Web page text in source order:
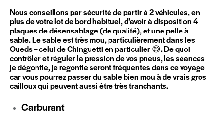
Nous conseillons par sécurité de partir à 2 véhicules, en
plus de votre lot de bord habituel, d’avoir à disposition 4
plaques de désensablage (de qualité), et une pelle à
sable. Le sable est très mou, particulièrement dans les
Oueds – celui de Chinguetti en particulier 😅. De quoi
contrôler et réguler la pression de vos pneus, les séances
je dégonfle, je regonfle seront fréquentes dans ce voyage
car vous pourrez passer du sable bien mou à de vrais gros
cailloux qui peuvent aussi être très tranchants.
Carburant